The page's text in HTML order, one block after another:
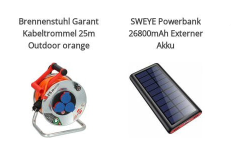
Brennenstuhl Garant
Kabeltrommel 25m
Outdoor orange
SWEYE Powerbank
26800mAh Externer
Akku